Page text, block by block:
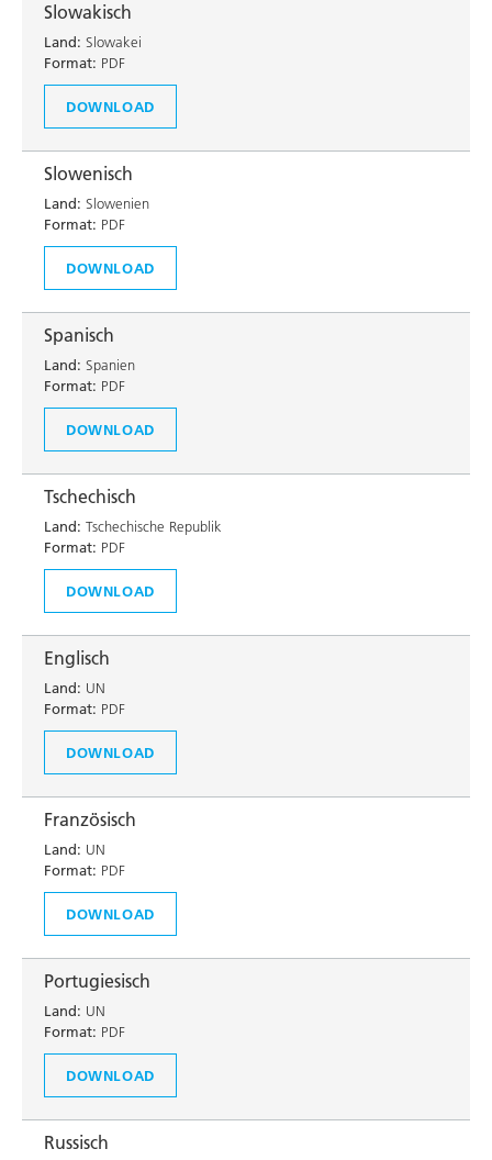
Slowakisch
Land: Slowakei
Format: PDF
DOWNLOAD
Slowenisch
Land: Slowenien
Format: PDF
DOWNLOAD
Spanisch
Land: Spanien
Format: PDF
DOWNLOAD
Tschechisch
Land: Tschechische Republik
Format: PDF
DOWNLOAD
Englisch
Land: UN
Format: PDF
DOWNLOAD
Französisch
Land: UN
Format: PDF
DOWNLOAD
Portugiesisch
Land: UN
Format: PDF
DOWNLOAD
Russisch